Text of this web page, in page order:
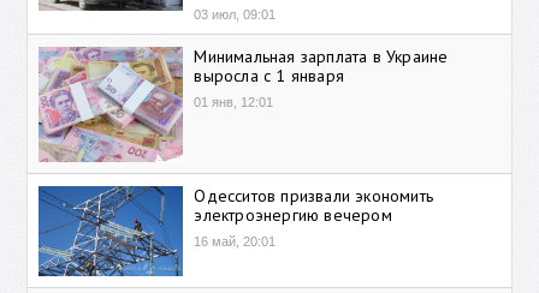
03 июл, 09:01
Минимальная зарплата в Украине
выросла с 1 января
01 янв, 12:01
Одесситов призвали экономить
электроэнергию вечером
16 май, 20:01